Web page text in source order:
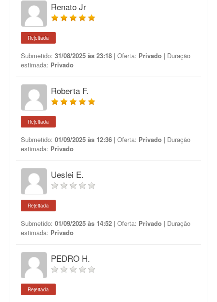
Renato Jr
Rejeitada
Submetido: 31/08/2025 às 23:18 | Oferta: Privado | Duração
estimada: Privado
Roberta F.
Rejeitada
Submetido: 01/09/2025 às 12:36 | Oferta: Privado | Duração
estimada: Privado
Ueslei E.
Rejeitada
Submetido: 01/09/2025 às 14:52 | Oferta: Privado | Duração
estimada: Privado
PEDRO H.
Rejeitada